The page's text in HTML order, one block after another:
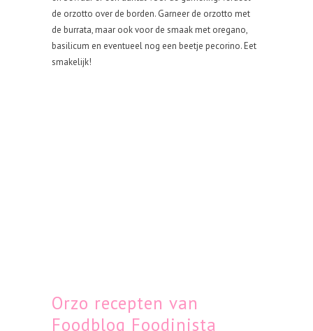
de orzotto over de borden. Garneer de orzotto met
de burrata, maar ook voor de smaak met oregano,
basilicum en eventueel nog een beetje pecorino. Eet
smakelijk!
Orzo recepten van
Foodblog Foodinista